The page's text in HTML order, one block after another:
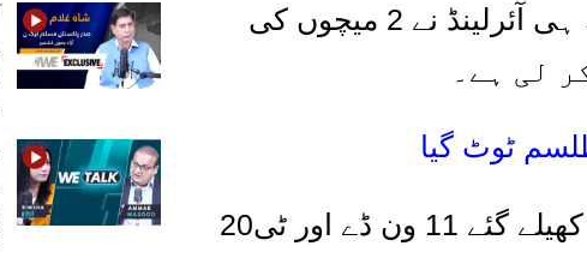
آئرلینڈ نے 2 میچوں کی
لی ہے۔
ٹوٹ گیا
گئے 11 ون ڈے اور ٹی20